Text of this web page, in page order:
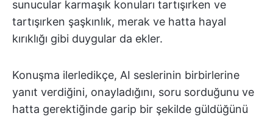
sunucular karmaşık konuları tartışırken ve
tartışırken şaşkınlık, merak ve hatta hayal
kırıklığı gibi duygular da ekler.
Konuşma ilerledikçe, AI seslerinin birbirlerine
yanıt verdiğini, onayladığını, soru sorduğunu ve
hatta gerektiğinde garip bir şekilde güldüğünü